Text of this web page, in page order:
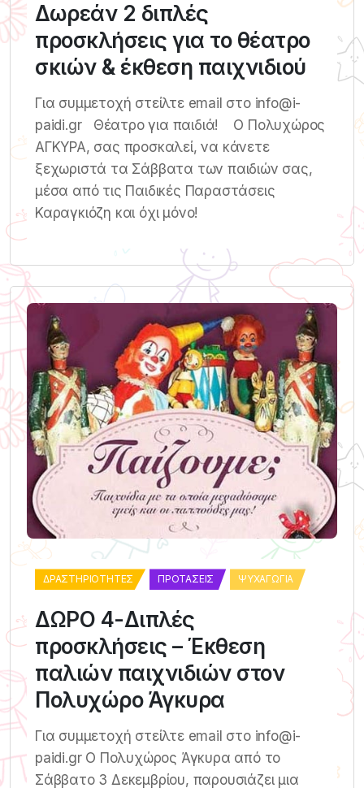
Δωρεάν 2 διπλές
προσκλήσεις για το θέατρο
σκιών & έκθεση παιχνιδιού
Για συμμετοχή στείλτε email στο info@i-
paidi.gr Θέατρο για παιδιά! Ο Πολυχώρος
ΑΓΚΥΡΑ, σας προσκαλεί, να κάνετε
ξεχωριστά τα Σάββατα των παιδιών σας,
μέσα από τις Παιδικές Παραστάσεις
Καραγκιόζη και όχι μόνο!
ΔΡΑΣΤΗΡΙΌΤΗΤΕΣ ΠΡΟΤΆΣΕΙΣ ΨΥΧΑΓΩΓΊΑ
ΔΩΡΟ 4-Διπλές
προσκλήσεις – Έκθεση
παλιών παιχνιδιών στον
Πολυχώρο Άγκυρα
Για συμμετοχή στείλτε email στο info@i-
paidi.gr Ο Πολυχώρος Άγκυρα από το
Σάββατο 3 Δεκεμβρίου, παρουσιάζει μια